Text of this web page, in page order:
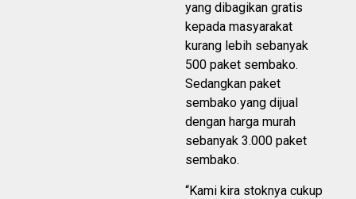
yang dibagikan gratis
kepada masyarakat
kurang lebih sebanyak
500 paket sembako.
Sedangkan paket
sembako yang dijual
dengan harga murah
sebanyak 3.000 paket
sembako.
“Kami kira stoknya cukup